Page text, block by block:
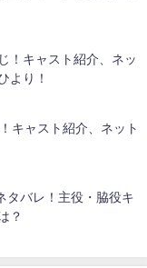
！キャスト紹介、ネッ
より！
キャスト紹介、ネット
タバレ！主役・脇役キ
？